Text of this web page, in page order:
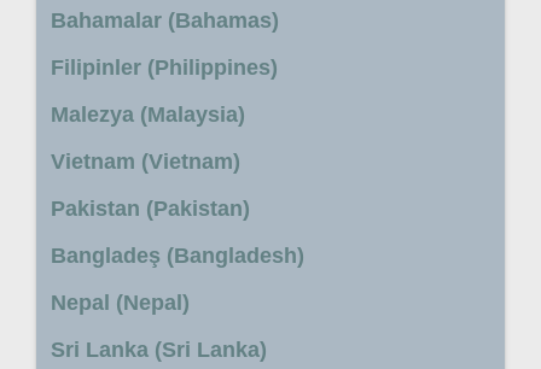
Bahamalar (Bahamas)
Filipinler (Philippines)
Malezya (Malaysia)
Vietnam (Vietnam)
Pakistan (Pakistan)
Bangladeş (Bangladesh)
Nepal (Nepal)
Sri Lanka (Sri Lanka)